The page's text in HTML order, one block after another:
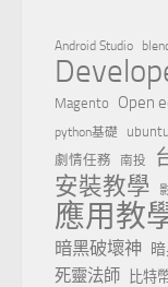
Android Studio
Magento Open
python基礎 ubuntu
劇情任務 南投
安裝教學
應用教
暗黑破壞神
死靈法師 比特